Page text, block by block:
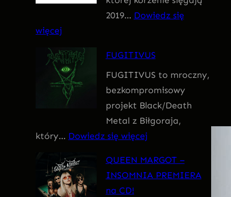
2019… Dowiedz się
więcej
o
b
i
a
FUGITIVUS
FUGITIVUS to mroczny,
bezkompromisowy
projekt Black/Death
Metal z Biłgoraja,
który… Dowiedz się więcej
U
G
QUEEN MARGOT –
INSOMNIA PREMIERA
na CD!